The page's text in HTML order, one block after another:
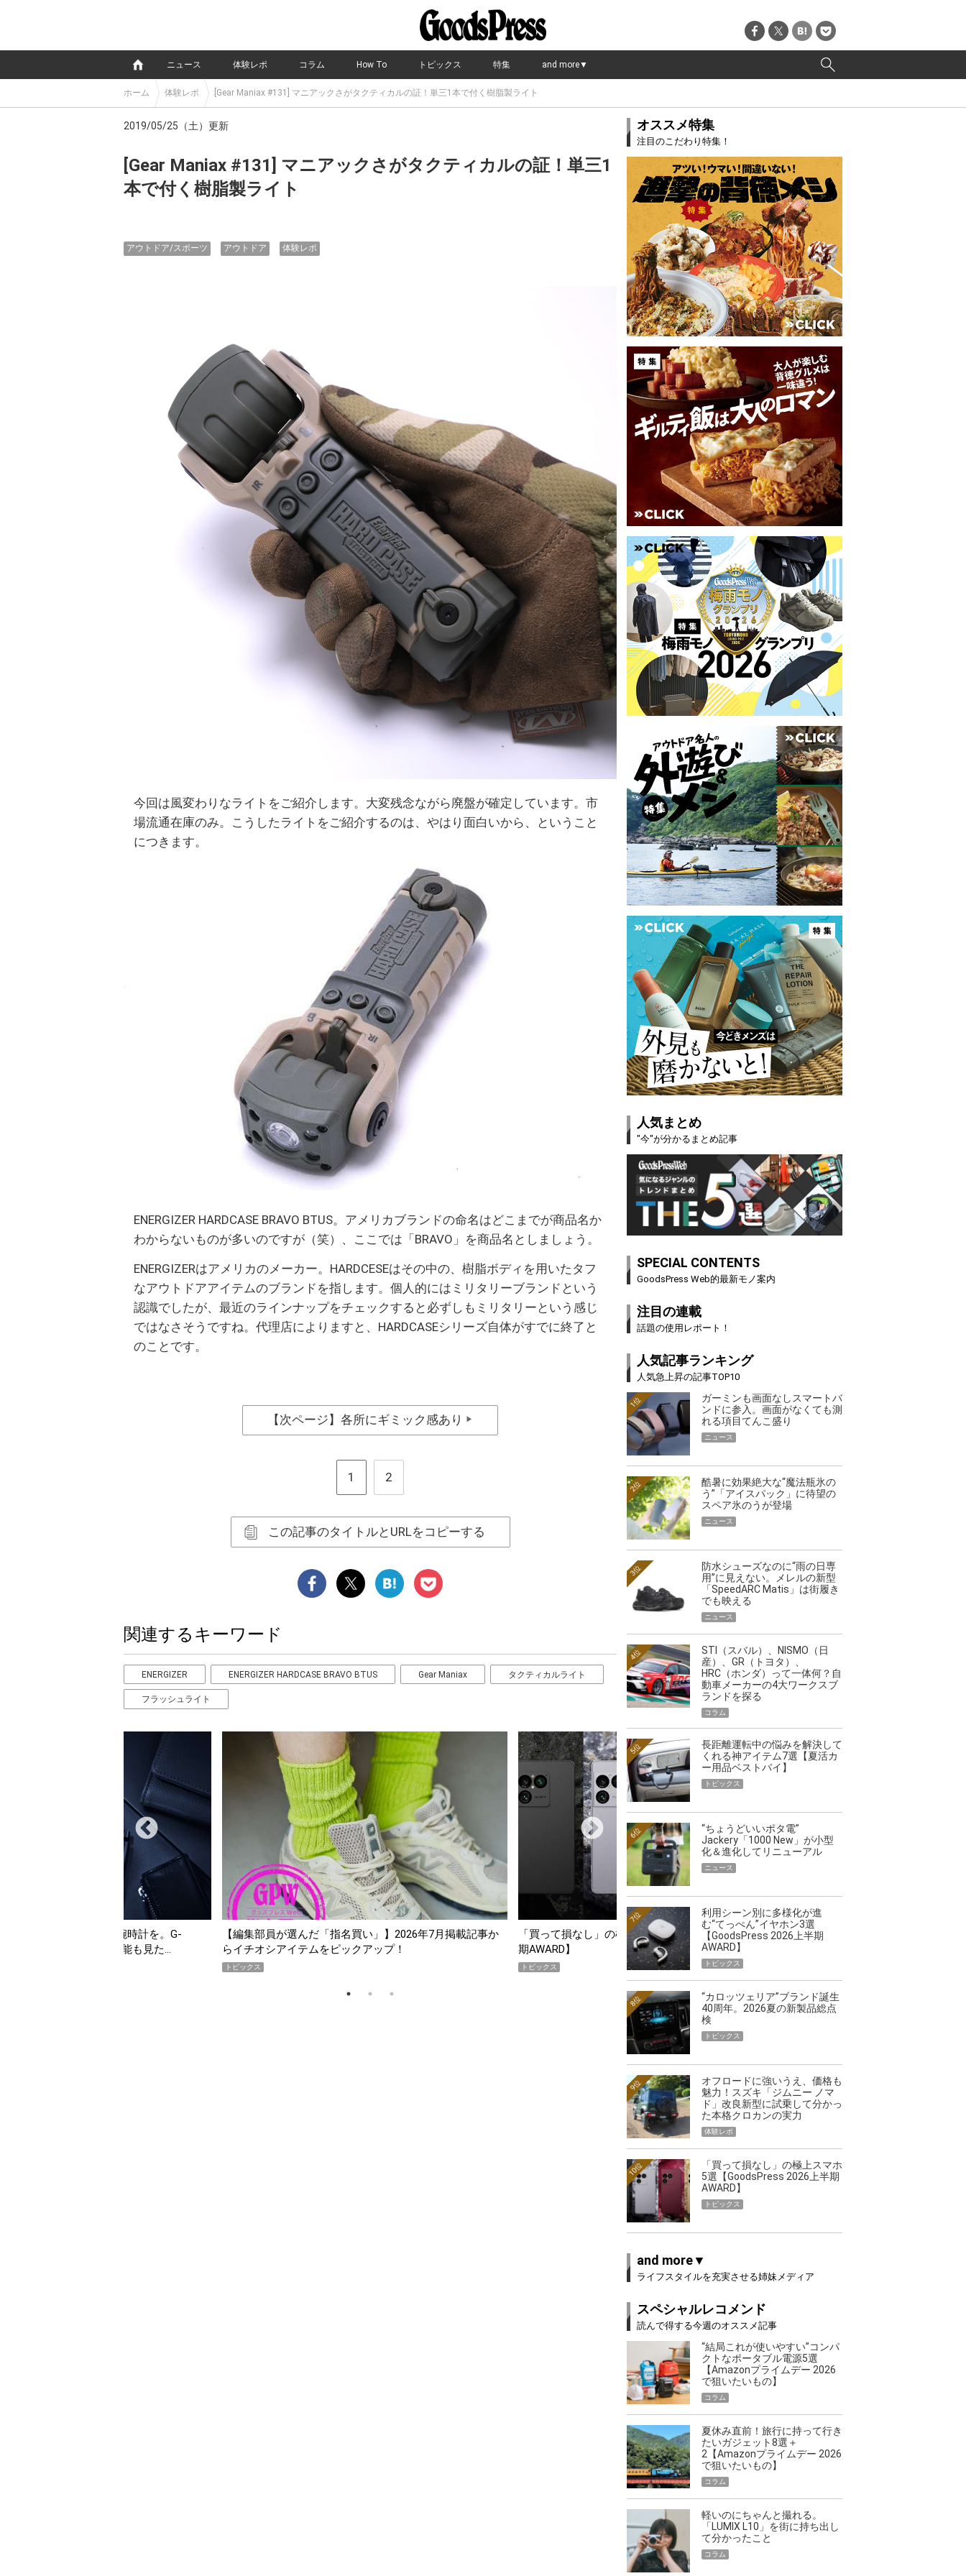
ニュース 体験レポ コラム How To トピックス 特集 and more▼
ホーム 体験レポ [Gear Maniax #131] マニアックさがタクティカルの証！単三1本で付く樹脂製ライト
2019/05/25（土）更新
[Gear Maniax #131] マニアックさがタクティカルの証！単三1
本で付く樹脂製ライト
アウトドア/スポーツ アウトドア 体験レポ
今回は風変わりなライトをご紹介します。大変残念ながら廃盤が確定しています。市
場流通在庫のみ。こうしたライトをご紹介するのは、やはり面白いから、ということ
につきます。
ENERGIZER HARDCASE BRAVO BTUS。アメリカブランドの命名はどこまでが商品名か
わからないものが多いのですが（笑）、ここでは「BRAVO」を商品名としましょう。
ENERGIZERはアメリカのメーカー。HARDCESEはその中の、樹脂ボディを用いたタフ
なアウトドアアイテムのブランドを指します。個人的にはミリタリーブランドという
認識でしたが、最近のラインナップをチェックすると必ずしもミリタリーという感じ
ではなさそうですね。代理店によりますと、HARDCASEシリーズ自体がすでに終了と
のことです。
【次ページ】各所にギミック感あり ▶
1 2
この記事のタイトルとURLをコピーする
関連するキーワード
ENERGIZER ENERGIZER HARDCASE BRAVO BTUS Gear Maniax タクティカルライト
フラッシュライト
だ「指名買い」】2026年7月掲載記事か
「買って損なし」の極上スマホ5選【GoodsPress 2026上半
期AWARD】
トピックス
薄着になる季節の夏こそ“映える”タフな腕時計を。G-
SHOCK「GRAVITYMASTER」は本当に機能も見た…
PR
【編集部員が選んだ「指名買
オススメ特集
注目のこだわり特集！
人気まとめ
"今"が分かるまとめ記事
SPECIAL CONTENTS
GoodsPress Web的最新モノ案内
注目の連載
話題の使用レポート！
人気記事ランキング
人気急上昇の記事TOP10
ガーミンも画面なしスマートバ
ンドに参入。画面がなくても測
れる項目てんこ盛り
1位
ニュース
酷暑に効果絶大な“魔法瓶氷の
う”「アイスパック」に待望の
スペア氷のうが登場
2位
ニュース
防水シューズなのに“雨の日専
用”に見えない。メレルの新型
「SpeedARC Matis」は街履き
でも映える
3位
ニュース
STI（スバル）、NISMO（日
産）、GR（トヨタ）、
HRC（ホンダ）って一体何？自
動車メーカーの4大ワークスブ
ランドを探る
4位
コラム
長距離運転中の悩みを解決して
くれる神アイテム7選【夏活カ
ー用品ベストバイ】
5位
トピックス
“ちょうどいいポタ電”
Jackery「1000 New」が小型
化＆進化してリニューアル
6位
ニュース
利用シーン別に多様化が進
む“てっぺん”イヤホン3選
【GoodsPress 2026上半期
AWARD】
7位
トピックス
“カロッツェリア”ブランド誕生
40周年。2026夏の新製品総点
検
8位
トピックス
オフロードに強いうえ、価格も
魅力！スズキ「ジムニー ノマ
ド」改良新型に試乗して分かっ
た本格クロカンの実力
9位
体験レポ
「買って損なし」の極上スマホ
5選【GoodsPress 2026上半期
AWARD】
10位
トピックス
and more▼
ライフスタイルを充実させる姉妹メディア
スペシャルレコメンド
読んで得する今週のオススメ記事
“結局これが使いやすい”コンパ
クトなポータブル電源5選
【Amazonプライムデー 2026
で狙いたいもの】
コラム
夏休み直前！旅行に持って行き
たいガジェット8選＋
2【Amazonプライムデー 2026
で狙いたいもの】
コラム
軽いのにちゃんと撮れる。
「LUMIX L10」を街に持ち出し
て分かったこと
コラム